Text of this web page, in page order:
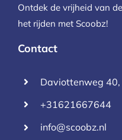
Ontdek de vrijheid van
het rijden met Scoobz!
Contact
Daviottenweg 40,
+31621667644
info@scoobz.nl